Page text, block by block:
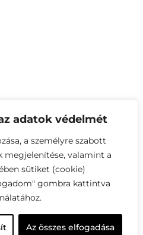
adatok védelmét
a személyre szabott
megjelenítése, valamint a
sütiket (cookie)
gombra kattintva
Az összes elfogadása